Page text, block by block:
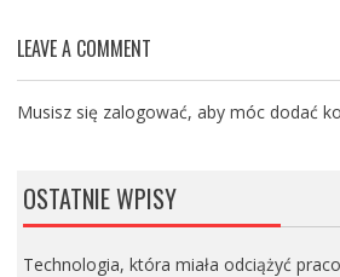
LEAVE A COMMENT
Musisz się zalogować, aby móc dodać
OSTATNIE WPISY
Technologia, która miała odciążyć